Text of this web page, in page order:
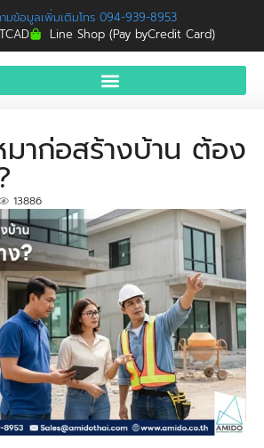
มข้อมูลเพิ่มเติมโทร 094-939-8953
Line Shop (Pay byCredit Card)
สินค้าและบริการ
News
Download
ติดต่อเรา
มาก่อสร้างบ้าน ต้อง
13886